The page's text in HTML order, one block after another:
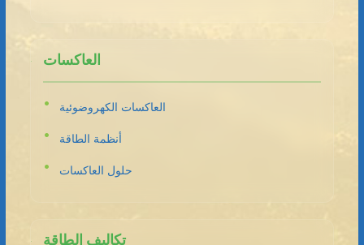
العاكسات
العاكسات الكهروضوئية
أنظمة الطاقة
حلول العاكسات
تكاليف الطاقة